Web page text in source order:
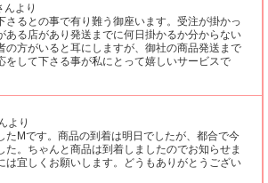
より
さるとの事で有り難う御座います。受注が掛かっ
ある店があり発送までに何日掛かるか分からない
の方がいると耳にしますが、御社の商品発送まで
をして下さる事が私にとって嬉しいサービスで
より
たMです。商品の到着は明日でしたが、都合で今
た。ちゃんと商品は到着しましたのでお知らせま
は宜しくお願いします。どうもありがとうござい